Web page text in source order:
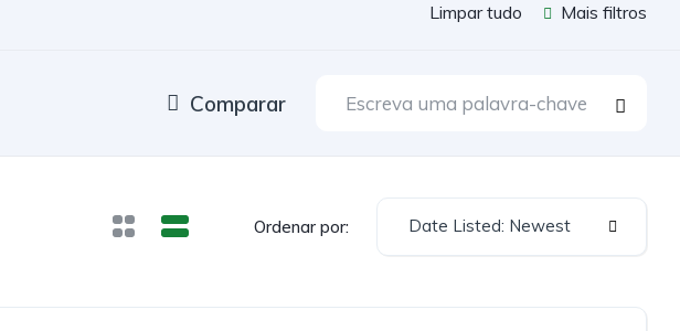
Limpar tudo Mais filtros
Comparar
Ordenar por: Date Listed: Newest